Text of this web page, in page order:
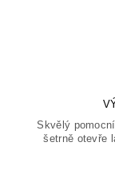
Skvělý
šetrně otevře